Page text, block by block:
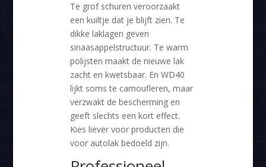
Te grof schuren veroorzaakt
een kuiltje dat je blijft zien. Te
dikke laklagen geven
sinaasappelstructuur. Te warm
polijsten maakt de nieuwe lak
zacht en kwetsbaar. En WD40
lijkt soms te camoufleren, maar
verzwakt de bescherming en
geeft slechts een kort effect.
Kies liever voor producten die
voor autolak bedoeld zijn.